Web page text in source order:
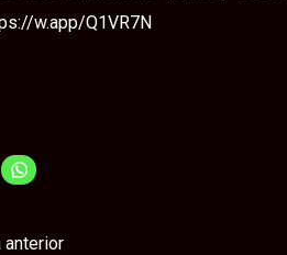
w.app/Q1VR7N
anterior